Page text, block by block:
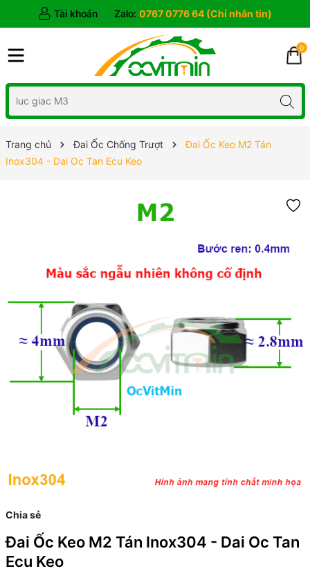
Tài khoản Zalo: 0767 0776 64 (Chỉ nhắn tin)
0
Trang chủ Đai Ốc Chống Trượt
Đai Ốc Keo M2 Tán
Inox304 - Dai Oc Tan Ecu Keo
Chia sẻ
Đai Ốc Keo M2 Tán Inox304 - Dai Oc Tan
Ecu Keo